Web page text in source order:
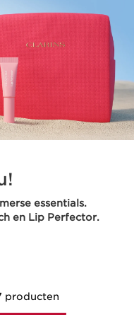
essentials.
en Lip Perfector.
producten